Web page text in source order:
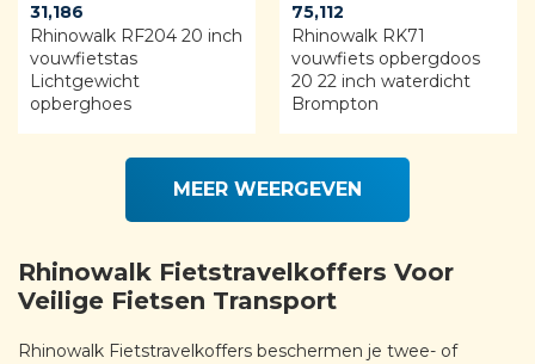
31,186
Rhinowalk RF204 20 inch
vouwfietstas
Lichtgewicht
opberghoes
75,112
Rhinowalk RK71
vouwfiets opbergdoos
20 22 inch waterdicht
Brompton
MEER WEERGEVEN
Rhinowalk Fietstravelkoffers Voor
Veilige Fietsen Transport
Rhinowalk Fietstravelkoffers beschermen je twee- of